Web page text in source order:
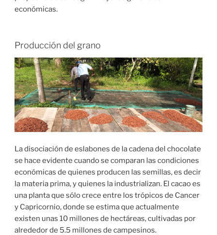
económicas.
Producción del grano
La disociación de eslabones de la cadena del chocolate
se hace evidente cuando se comparan las condiciones
económicas de quienes producen las semillas, es decir
la materia prima, y quienes la industrializan. El cacao es
una planta que sólo crece entre los trópicos de Cancer
y Capricornio, donde se estima que actualmente
existen unas 10 millones de hectáreas, cultivadas por
alrededor de 5.5 millones de campesinos.